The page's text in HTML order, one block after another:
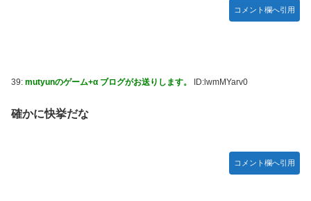
コメント欄へ引用
39: mutyunのゲーム+α ブログがお送りします。 ID:lwmMYarv0
確かに快挙だな
コメント欄へ引用